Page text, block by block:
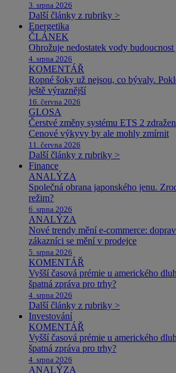
3. srpna 2026
Další články z rubriky >
Energetika
ČLÁNEK
Ohrožuje nedostatek vody budoucnost
4. srpna 2026
KOMENTÁŘ
Ropné šoky už nejsou, co bývaly.
ještě výraznější
16. června 2026
GLOSA
Čerstvé změny systému ETS 2
Cenové výkyvy by ale mohly zmírnit
11. června 2026
Další články z rubriky >
Finance
ANALÝZA
Společná obrana japonského jenu.
režim?
6. srpna 2026
ANALÝZA
Nové trendy mění e-commerce:
zákazníci se mění v prodejce
5. srpna 2026
KOMENTÁŘ
Vyšší časová prémie u amerického
špatná zpráva pro trhy?
4. srpna 2026
Další články z rubriky >
Investování
KOMENTÁŘ
Vyšší časová prémie u amerického
špatná zpráva pro trhy?
4. srpna 2026
ANALÝZA